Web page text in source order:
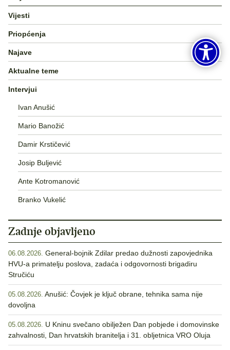
Vijesti
Priopćenja
Najave
Aktualne teme
Intervjui
Ivan Anušić
Mario Banožić
Damir Krstičević
Josip Buljević
Ante Kotromanović
Branko Vukelić
Zadnje objavljeno
06.08.2026. General-bojnik Zdilar predao dužnosti zapovjednika
HVU-a primatelju poslova, zadaća i odgovornosti brigadiru
Stručiću
05.08.2026. Anušić: Čovjek je ključ obrane, tehnika sama nije
dovoljna
05.08.2026. U Kninu svečano obilježen Dan pobjede i domovinske
zahvalnosti, Dan hrvatskih branitelja i 31. obljetnica VRO Oluja